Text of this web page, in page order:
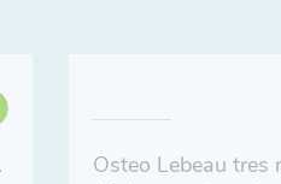
Osteo Lebeau tres